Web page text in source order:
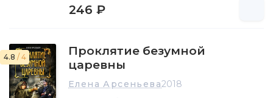
246 ₽
4.8 / 4
Проклятие безумной
царевны
Елена Арсеньева2018